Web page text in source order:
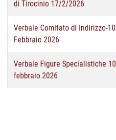
di Tirocinio 17/2/2026
Verbale Comitato di Indirizzo-10
Febbraio 2026
Verbale Figure Specialistiche 10
febbraio 2026